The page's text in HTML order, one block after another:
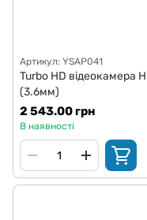
Артикул: YSAP041
Turbo HD відеокамера
(3.6мм)
2 543.00 грн
В наявності